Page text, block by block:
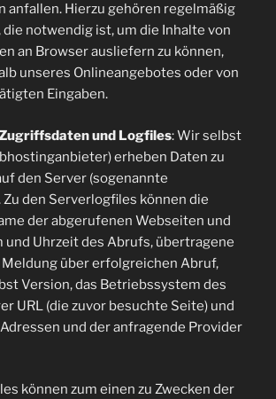
anfallen. Hierzu gehören regelmäßig
die notwendig ist, um die Inhalte von
an Browser ausliefern zu können,
unseres Onlineangebotes oder von
Eingaben.
und Logfiles: Wir selbst
erheben Daten zu
den Server (sogenannte
den Serverlogfiles können die
der abgerufenen Webseiten und
und Uhrzeit des Abrufs, übertragene
über erfolgreichen Abruf,
Version, das Betriebssystem des
URL (die zuvor besuchte Seite) und
und der anfragende Provider
können zum einen zu Zwecken der